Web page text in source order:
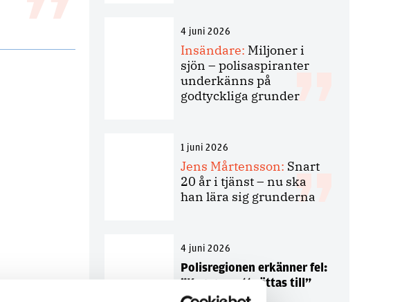
4 juni 2026
Insändare: Miljoner i
sjön – polisaspiranter
underkänns på
godtyckliga grunder
1 juni 2026
Jens Mårtensson: Snart
20 år i tjänst – nu ska
han lära sig grunderna
4 juni 2026
Polisregionen erkänner fel:
”Kommer att rättas till”